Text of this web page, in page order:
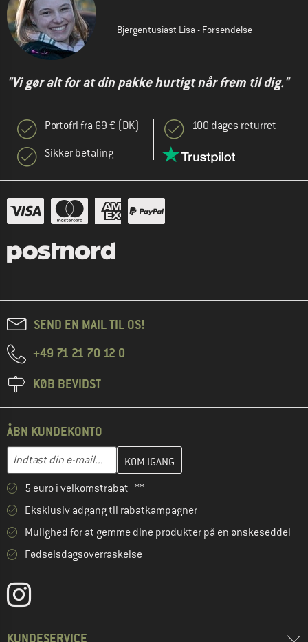
Bjergentusiast Lisa - Forsendelse
"Vi gør alt for at din pakke hurtigt når frem til dig."
Portofri fra 69 € (DK)
Sikker betaling
100 dages returret
SEND EN MAIL TIL OS!
+49 71 21 70 12 0
KØB BEVIDST
ÅBN KUNDEKONTO
E-mail-adresse
Indtast din e-mailadresse her, og opret i næste trin din
5 euro i velkomstrabat **
Eksklusiv adgang til rabatkampagner
Mulighed for at gemme dine produkter på en ønskeseddel
Fødselsdagsoverraskelse
KUNDESERVICE